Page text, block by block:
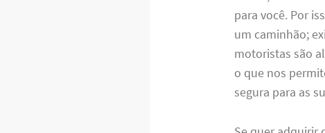
para você. Por
um caminhão;
motoristas são
o que nos
segura para as